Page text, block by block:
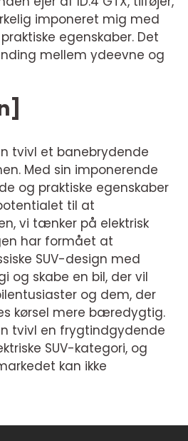
imponeret mig med
egenskaber. Det
mellem ydeevne og
tvivl et banebrydende
Med sin imponerende
og praktiske egenskaber
til at
vi tænker på elektrisk
har formået at
SUV-design med
og skabe en bil, der vil
og dem, der
kørsel mere bæredygtig.
tvivl en frygtindgydende
SUV-kategori, og
kan ikke